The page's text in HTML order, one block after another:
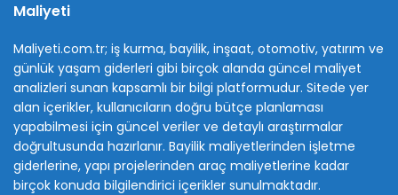
Maliyeti
Maliyeti.com.tr; iş kurma, bayilik, inşaat, otomotiv, yatırım ve
günlük yaşam giderleri gibi birçok alanda güncel maliyet
analizleri sunan kapsamlı bir bilgi platformudur. Sitede yer
alan içerikler, kullanıcıların doğru bütçe planlaması
yapabilmesi için güncel veriler ve detaylı araştırmalar
doğrultusunda hazırlanır. Bayilik maliyetlerinden işletme
giderlerine, yapı projelerinden araç maliyetlerine kadar
birçok konuda bilgilendirici içerikler sunulmaktadır.